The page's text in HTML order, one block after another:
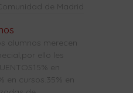
Comunidad de Madrid
alumnos merecen
ello les
en
en cursos.35% en